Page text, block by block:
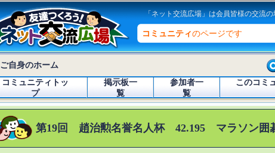
「ネット交流広場」は会員皆様の交流
コミュニティのページです
ご自身のホーム
コミュニティトッ
プ
掲示板一
覧
参加者一
覧
このコミ
第19回 趙治勲名誉名人杯 42.195 マラソン囲